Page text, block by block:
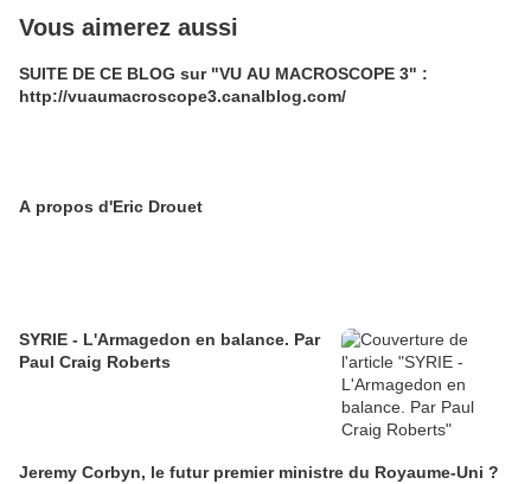
Vous aimerez aussi
SUITE DE CE BLOG sur "VU AU MACROSCOPE 3" :
http://vuaumacroscope3.canalblog.com/
A propos d'Eric Drouet
SYRIE - L'Armagedon en balance. Par
Paul Craig Roberts
Jeremy Corbyn, le futur premier ministre du Royaume-Uni ?